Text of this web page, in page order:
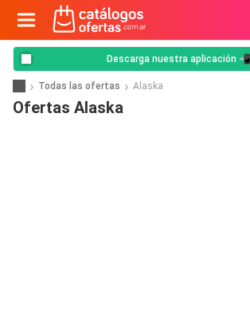
Descarga nuestra aplicación 📲
Todas las ofertas Alaska
Ofertas Alaska